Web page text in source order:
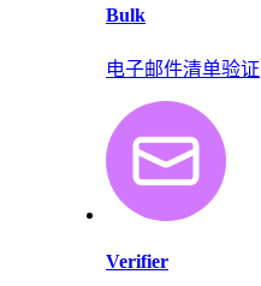
Bulk
电子邮件清单验证
Verifier